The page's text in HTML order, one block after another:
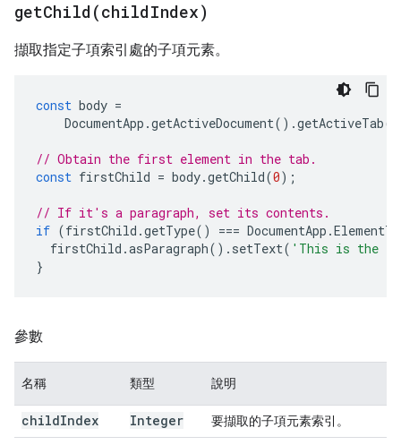
getChild(childIndex)
擷取指定子項索引處的子項元素。
const body =
DocumentApp .getActiveDocument().getActiveTab
// Obtain the first element in the tab.
const firstChild = body.getChild(0);
// If it's a paragraph, set its contents.
if (firstChild .getType() === DocumentApp .
firstChild .asParagraph(). setText( 'This is the
}
參數
名稱 類型 說明
childIndex Integer 要擷取的子項元素索引。